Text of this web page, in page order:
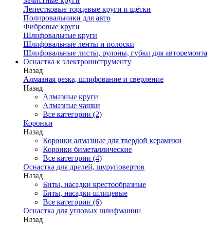
Лепестковые торцевые круги и щётки
Полировальники для авто
Фибровые круги
Шлифовальные круги
Шлифовальные ленты и полоски
Шлифовальные листы, рулоны, губки для авторемонта
Оснастка к электроинструменту
Назад
Алмазная резка, шлифование и сверление
Назад
Алмазные круги
Алмазные чашки
Все категории (2)
Коронки
Назад
Коронки алмазные для твердой керамики
Коронки биметаллические
Все категории (4)
Оснастка для дрелей, шуруповертов
Назад
Биты, насадки крестообразные
Биты, насадки шлицевые
Все категории (6)
Оснастка для угловых шлифмашин
Назад